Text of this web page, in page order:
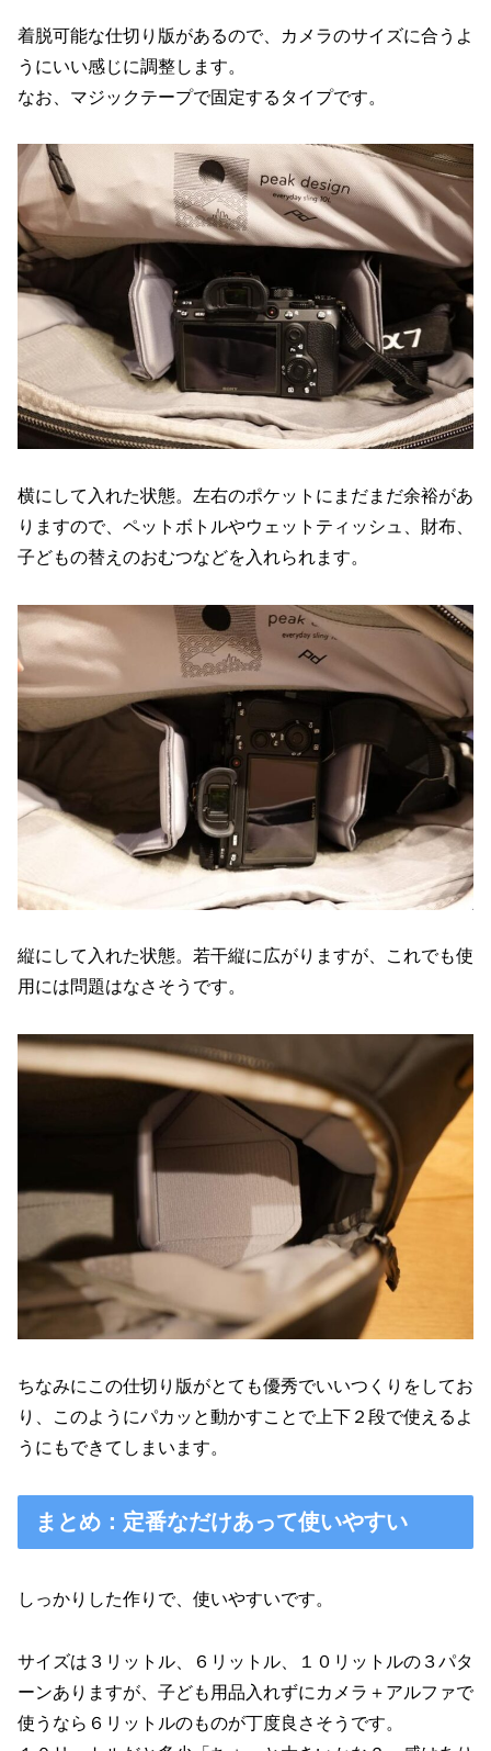
着脱可能な仕切り版があるので、カメラのサイズに合うよ
うにいい感じに調整します。
なお、マジックテープで固定するタイプです。
横にして入れた状態。左右のポケットにまだまだ余裕があ
りますので、ペットボトルやウェットティッシュ、財布、
子どもの替えのおむつなどを入れられます。
縦にして入れた状態。若干縦に広がりますが、これでも使
用には問題はなさそうです。
ちなみにこの仕切り版がとても優秀でいいつくりをしてお
り、このようにパカッと動かすことで上下２段で使えるよ
うにもできてしまいます。
まとめ：定番なだけあって使いやすい
しっかりした作りで、使いやすいです。
サイズは３リットル、６リットル、１０リットルの３パタ
ーンありますが、子ども用品入れずにカメラ＋アルファで
使うなら６リットルのものが丁度良さそうです。